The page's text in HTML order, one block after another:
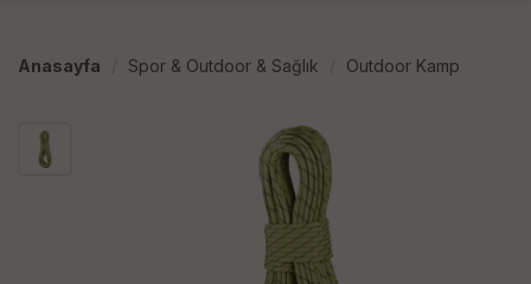
Anasayfa Spor & Outdoor & Sağlık Outdoor Kamp